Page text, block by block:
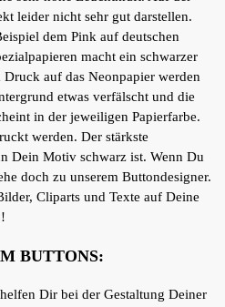
leider nicht sehr gut darstellen.
dem Pink auf deutschen
macht ein schwarzer
auf das Neonpapier werden
etwas verfälscht und die
in der jeweiligen Papierfarbe.
werden. Der stärkste
Dein Motiv schwarz ist. Wenn Du
doch zu unserem Buttondesigner.
Cliparts und Texte auf Deine
BUTTONS:
Dir bei der Gestaltung Deiner